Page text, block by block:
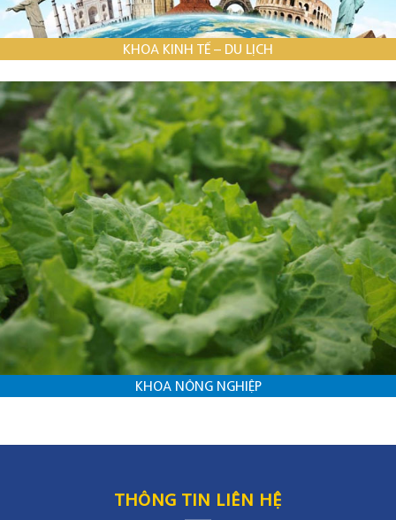
KHOA KINH TẾ – DU LỊCH
KHOA NÔNG NGHIỆP
THÔNG TIN LIÊN HỆ